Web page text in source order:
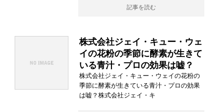
記事を読む
株式会社ジェイ・キュー・ウェ
イの花粉の季節に酵素が生きて
いる青汁・プロの効果は嘘？
株式会社ジェイ・キュー・ウェイの花粉の
季節に酵素が生きている青汁・プロの効果
は嘘？株式会社ジェイ・キ